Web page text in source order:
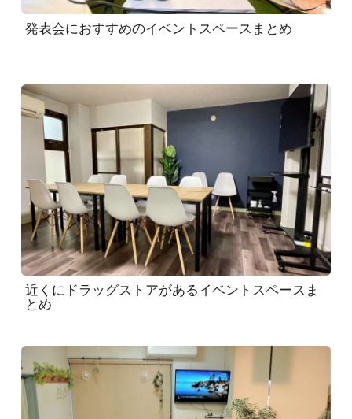
発表会におすすめのイベントスペースまとめ
近くにドラッグストアがあるイベントスペースま
とめ